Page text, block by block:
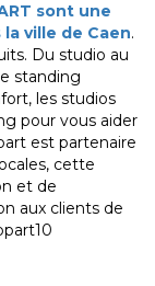
sont une
ville de Caen.
Du studio au
standing
les studios
pour vous aider
est partenaire
cette
et de
aux clients de